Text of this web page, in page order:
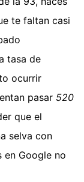
te faltan casi
tasa de
ocurrir
pasar 520
que el
selva con
en Google no